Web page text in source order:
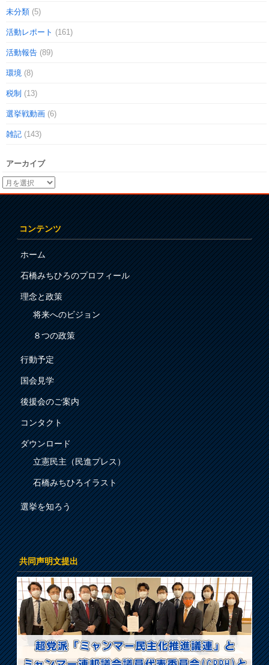
未分類 (5)
活動レポート (161)
活動報告 (89)
環境 (8)
税制 (13)
選挙戦動画 (6)
雑記 (143)
アーカイブ
コンテンツ
ホーム
石橋みちひろのプロフィール
理念と政策
将来へのビジョン
８つの政策
行動予定
国会見学
後援会のご案内
コンタクト
ダウンロード
立憲民主（民進プレス）
石橋みちひろイラスト
選挙を知ろう
共同声明文提出